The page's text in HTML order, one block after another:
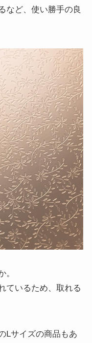
など、使い勝手の良
。
ているため、取れる
Lサイズの商品もあ